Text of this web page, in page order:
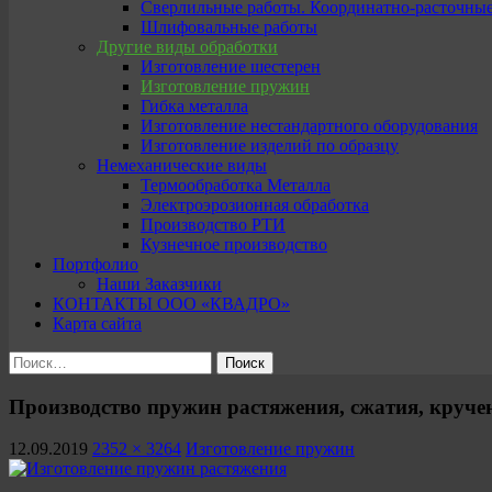
Сверлильные работы. Координатно-
Шлифовальные работы
Другие виды обработки
Изготовление шестерен
Изготовление пружин
Гибка металла
Изготовление нестандартного оборудования
Изготовление изделий по образцу
Немеханические виды
Термообработка Металла
Электроэрозионная обработка
Производство РТИ
Кузнечное производство
Портфолио
Наши Заказчики
КОНТАКТЫ ООО «КВАДРО»
Карта сайта
Найти:
Производство пружин растяжения, сжатия,
12.09.2019 2352 × 3264 Изготовление пружин